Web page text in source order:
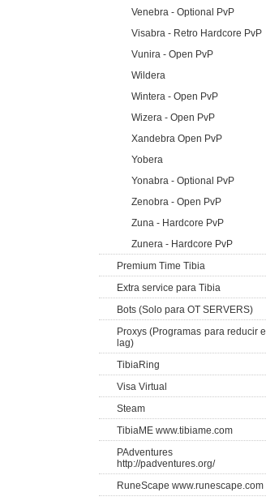
Venebra - Optional PvP
Visabra - Retro Hardcore PvP
Vunira - Open PvP
Wildera
Wintera - Open PvP
Wizera - Open PvP
Xandebra Open PvP
Yobera
Yonabra - Optional PvP
Zenobra - Open PvP
Zuna - Hardcore PvP
Zunera - Hardcore PvP
Premium Time Tibia
Extra service para Tibia
Bots (Solo para OT SERVERS)
Proxys (Programas para reducir el
lag)
TibiaRing
Visa Virtual
Steam
TibiaME www.tibiame.com
PAdventures
http://padventures.org/
RuneScape www.runescape.com